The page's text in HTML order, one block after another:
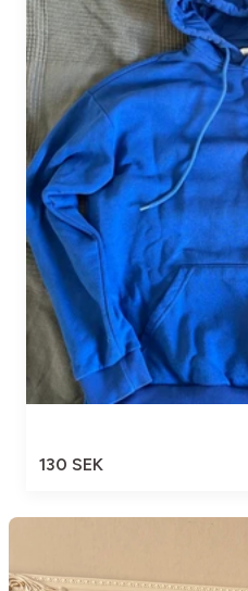
130 SEK